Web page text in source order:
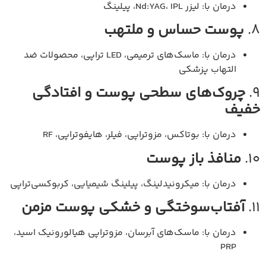
درمان با: لیزر Nd:YAG، IPL، پیلینگ
8. پوست حساس و ملتهب
درمان با: ماسک‌های ترمیمی، LED تراپی، محصولات ضد
التهاب پزشکی
9. چروک‌های سطحی پوست و افتادگی
خفیف
درمان با: بوتاکس، مزوتراپی، فیلر، هایفوتراپی، RF
10. منافذ باز پوست
درمان با: میکرونیدلینگ، پیلینگ شیمیایی، کربوکسی‌تراپی
11. آفتاب‌سوختگی و خشکی پوست مزمن
درمان با: ماسک‌های آبرسان، مزوتراپی هیالورونیک اسید،
PRP